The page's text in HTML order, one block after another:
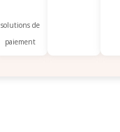
solutions de
paiement